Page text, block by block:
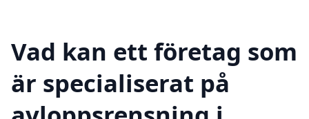
Vad kan ett företag som
är specialiserat på